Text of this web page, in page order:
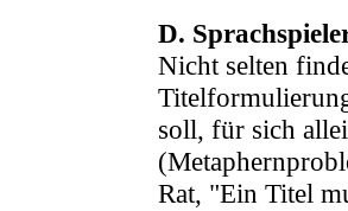
D.
Nicht selten
soll, für sich
Rat, "Ein Titel